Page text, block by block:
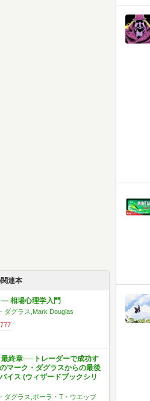
連本
— 相場心理学入門
ダグラス,Mark Douglas
777
最終章──トレーダーで成功す
マーク・ダグラスからの最後
イス (ウィザードブックシリ
ダグラス,ポーラ・T・ウエッブ